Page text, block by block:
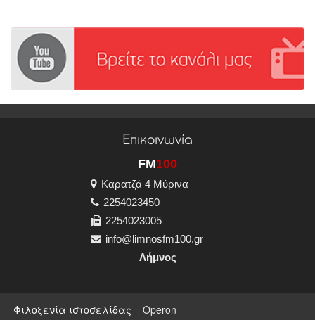
Επικοινωνία
FM100
Καρατζά 4 Μύρινα
2254023450
2254023005
info@limnosfm100.gr
Λήμνος
Φιλοξενία ιστοσελίδας Operon